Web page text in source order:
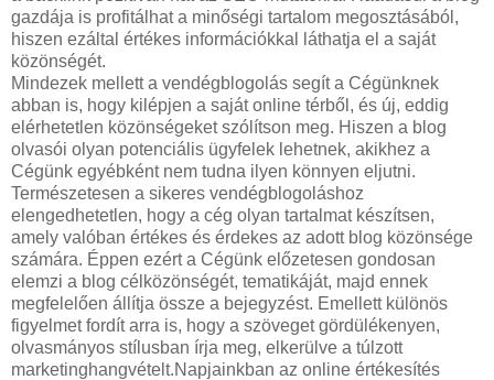
gazdája is profitálhat a minőségi tartalom megosztásából,
hiszen ezáltal értékes információkkal láthatja el a saját
közönségét.
Mindezek mellett a vendégblogolás segít a Cégünknek
abban is, hogy kilépjen a saját online térből, és új, eddig
elérhetetlen közönségeket szólítson meg. Hiszen a blog
olvasói olyan potenciális ügyfelek lehetnek, akikhez a
Cégünk egyébként nem tudna ilyen könnyen eljutni.
Természetesen a sikeres vendégblogoláshoz
elengedhetetlen, hogy a cég olyan tartalmat készítsen,
amely valóban értékes és érdekes az adott blog közönsége
számára. Éppen ezért a Cégünk előzetesen gondosan
elemzi a blog célközönségét, tematikáját, majd ennek
megfelelően állítja össze a bejegyzést. Emellett különös
figyelmet fordít arra is, hogy a szöveget gördülékenyen,
olvasmányos stílusban írja meg, elkerülve a túlzott
marketinghangvételt.Napjainkban az online értékesítés